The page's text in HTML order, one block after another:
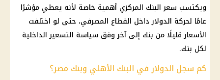
ويكتسب سعرالبنك المركزي أهمية خاصة لأنه يعطي مؤشرًا
عامًا لحركة الدولارداخل القطاع المصرفي، حتى لو اختلفت
الأسعارقليلًا من بنك إلى آخر وفق سياسة التسعيرالداخلية
لكل بنك.
كم سجل الدولار في البنك الأهلي وبنك مصر؟